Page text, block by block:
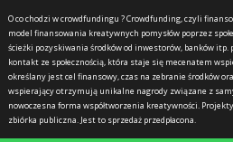
O co chodzi w crowdfundingu ?Crowdfunding, czyli
model finansowania kreatywnych pomysłów poprzez
ścieżki pozyskiwania środków od inwestorów, banków
kontakt ze społecznością, która staje się mecenatem
określany jest cel finansowy, czas na zebranie środków
wspierający otrzymują unikalne nagrody związane z
nowoczesna forma współtworzenia kreatywności.
zbiórka publiczna. Jest to sprzedaż przedpłacona.